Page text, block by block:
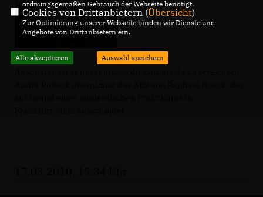
ordnungsgemäßen Gebrauch der Webseite benötigt.
Cookies von Drittanbietern (Übersicht)
Zur Optimierung unserer Webseite binden wir Dienste und
Angebote von Drittanbietern ein.
Alle akzeptieren Auswahl speichern